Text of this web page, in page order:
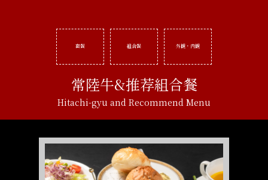
套餐 組合餐 外観・内観
常陸牛&推荐組合餐
Hitachi-gyu and Recommend Menu